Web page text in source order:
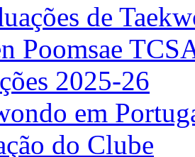
de
Poomsae
2025-26
em
do Clube